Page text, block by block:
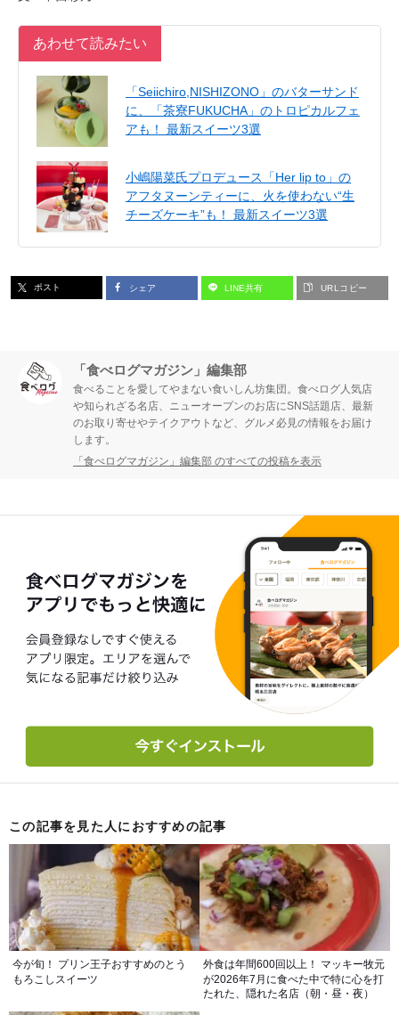
あわせて読みたい
「Seiichiro,NISHIZONO」のバターサンド
に、「茶寮FUKUCHA」のトロピカルフェ
アも！ 最新スイーツ3選
小嶋陽菜氏プロデュース「Her lip to」の
アフタヌーンティーに、火を使わない“生
チーズケーキ”も！ 最新スイーツ3選
ポスト シェア LINE共有 URLコピー
「食べログマガジン」編集部
食べることを愛してやまない食いしん坊集団。食べログ人気店
や知られざる名店、ニューオープンのお店にSNS話題店、最新
のお取り寄せやテイクアウトなど、グルメ必見の情報をお届け
します。
「食べログマガジン」編集部 のすべての投稿を表示
この記事を見た人におすすめの記事
今が旬！ プリン王子おすすめのとう
もろこしスイーツ
外食は年間600回以上！ マッキー牧元
が2026年7月に食べた中で特に心を打
たれた、隠れた名店（朝・昼・夜）